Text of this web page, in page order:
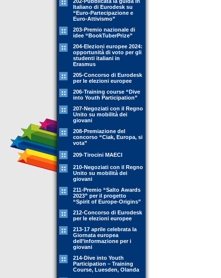
Italiano di Eurodesk su
“Euro-Partecipazione e
Euro-Attivismo”
203-Premio nazionale di
idee “BookTuberPrize”
204-Elezioni europee 2024:
opportunità di voto per gli
studenti italiani in
Erasmus
205-Concorso di Eurodesk
per le elezioni europee
206-Training course “Dive
into Youth Participation”
207-Negoziati con il Regno
Unito su mobilità dei
giovani
208-Premiazione del
concorso “Ciak, Europa, si
vota”
209-Tirocini MAECI
210-Negoziati con il Regno
Unito su mobilità dei
giovani
211-Premio “Salto Awards
2023” per il progetto
“Spirit of Europe-Origins”
212-Concorso di Eurodesk
per le elezioni europee
213-17 aprile celebrata la
Giornata europea
dell’informazione per i
giovani
214-Dive into Youth
Participation – Training
Course, Luesden, Olanda